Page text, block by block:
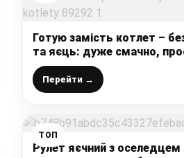
Готую замість котлет –
та яєць: дуже смачно,
звичайні котлети
Перейти →
ТОП
Рулет яєчний з оселедцем